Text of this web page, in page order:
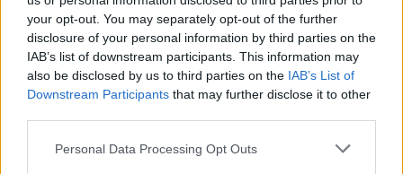
your opt-out. You may separately opt-out of the further
disclosure of your personal information by third parties on the
IAB’s list of downstream participants. This information may
also be disclosed by us to third parties on the IAB’s List of
Downstream Participants that may further disclose it to other
Personal Data Processing Opt Outs
DPCM 3 dicembre, per il calcio dilettantistico
stop prolungato fino al 15 gennaio 2021
3 Dic 2020
Il Monastir riparte dai pilastri Masia, Pinna e
7 Ago 2026